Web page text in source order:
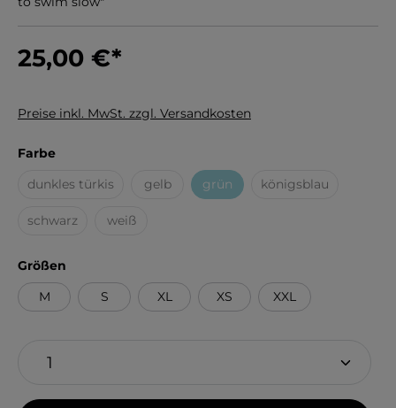
25,00 €*
Preise inkl. MwSt. zzgl. Versandkosten
Farbeauswählen
dunkles türkis(Diese Option ist zurzeit nicht verfügbar.)
gelb
(Diese Option ist zurzeit nicht verfügbar.)
grün(Diese Option ist zurzeit nicht
königsblau(Diese Option ist
schwarz(Diese Option ist zurzeit nicht verfügbar.)
weiß(Diese Option ist zurzeit nicht verfügbar.)
Größen
M
S XL XS XXL